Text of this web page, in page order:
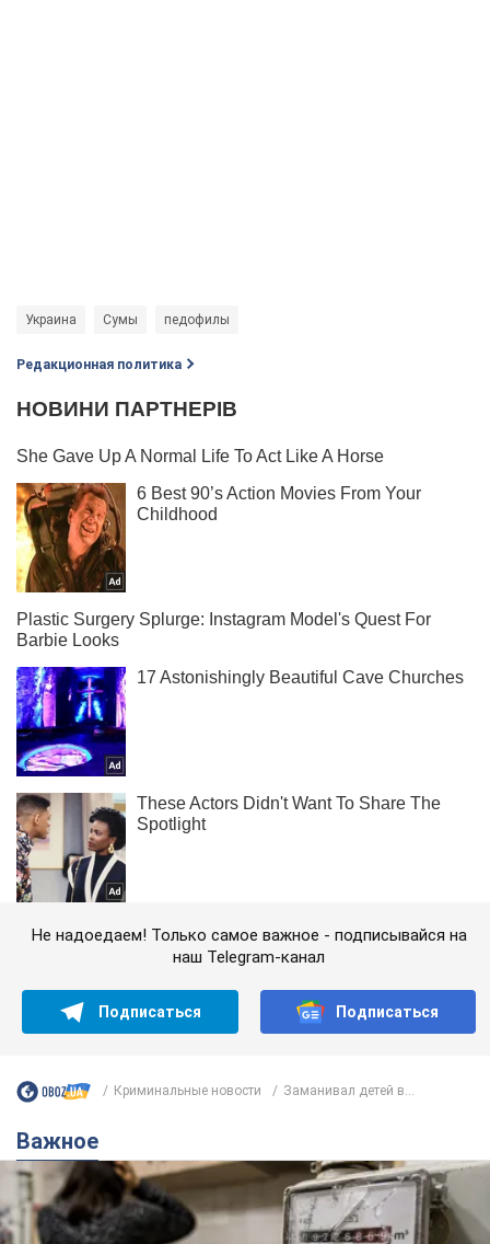
Украина Сумы педофилы
Редакционная политика
Не надоедаем! Только самое важное - подписывайся на
наш Telegram-канал
Подписаться Подписаться
Криминальные новости Заманивал детей в...
Важное